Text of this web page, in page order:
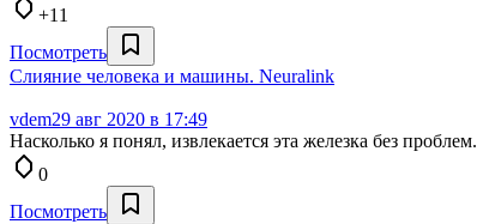
+11
Посмотреть
Слияние человека и машины. Neuralink
vdem29 авг 2020 в 17:49
Насколько я понял, извлекается эта железка без проблем.
0
Посмотреть